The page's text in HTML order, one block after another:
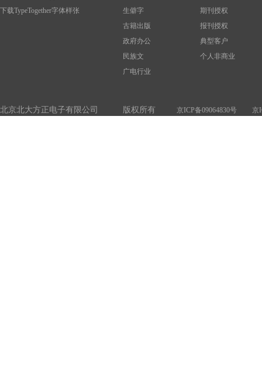
下载TypeTogether字体样张
生僻字
古籍出版
政府办公
民族文
广电行业
期刊授权
报刊授权
典型客户
个人非商业
北京北大方正电子有限公司 版权所有 京ICP备09064830号 京